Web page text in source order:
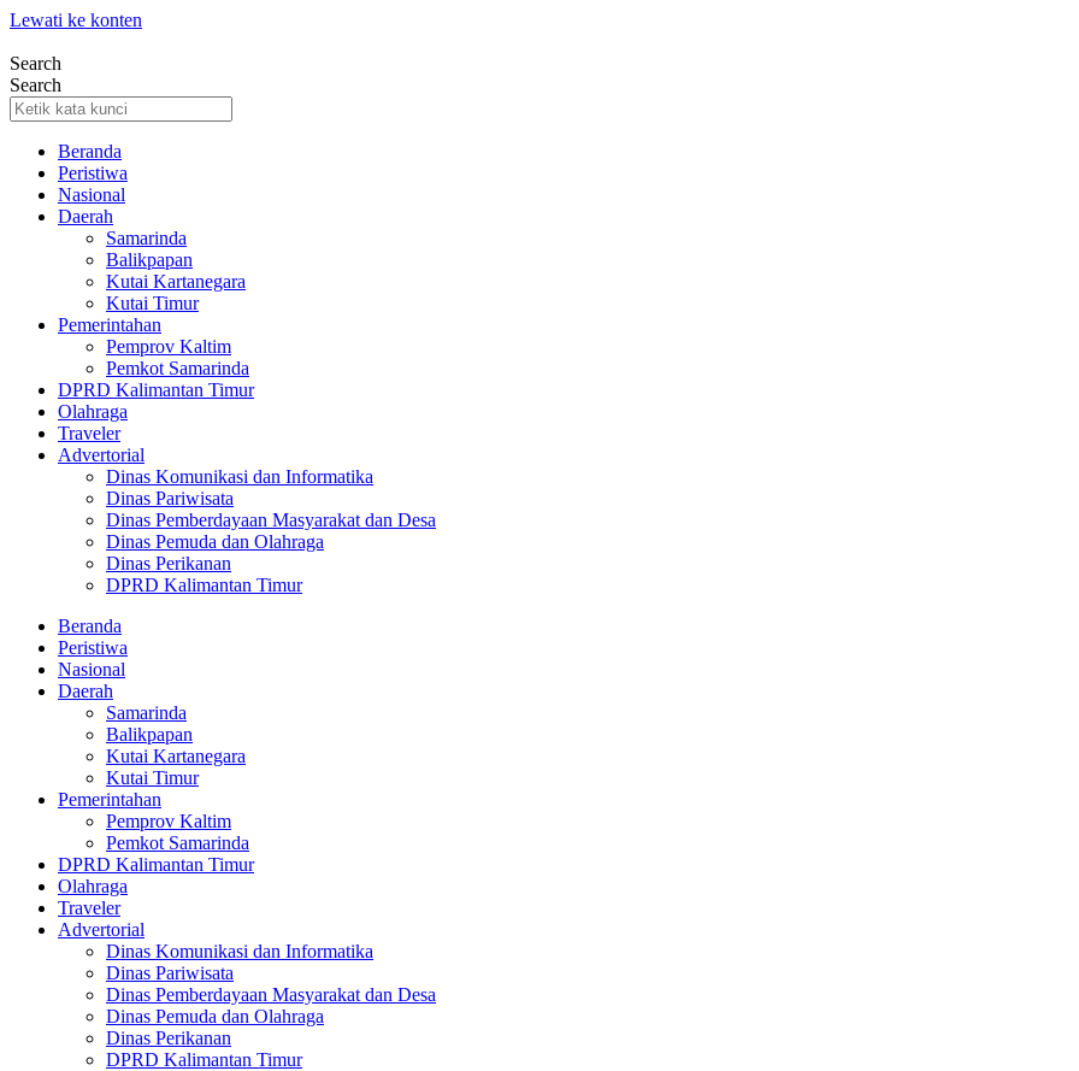
Lewati ke konten
Search
Search
Beranda
Peristiwa
Nasional
Daerah
Samarinda
Balikpapan
Kutai Kartanegara
Kutai Timur
Pemerintahan
Pemprov Kaltim
Pemkot Samarinda
DPRD Kalimantan Timur
Olahraga
Traveler
Advertorial
Dinas Komunikasi dan Informatika
Dinas Pariwisata
Dinas Pemberdayaan Masyarakat dan Desa
Dinas Pemuda dan Olahraga
Dinas Perikanan
DPRD Kalimantan Timur
Beranda
Peristiwa
Nasional
Daerah
Samarinda
Balikpapan
Kutai Kartanegara
Kutai Timur
Pemerintahan
Pemprov Kaltim
Pemkot Samarinda
DPRD Kalimantan Timur
Olahraga
Traveler
Advertorial
Dinas Komunikasi dan Informatika
Dinas Pariwisata
Dinas Pemberdayaan Masyarakat dan Desa
Dinas Pemuda dan Olahraga
Dinas Perikanan
DPRD Kalimantan Timur